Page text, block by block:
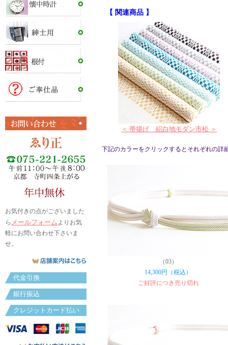
お気付きの点がございました
ら メールフォームよりお気
軽にお問い合わせ下さいま
せ。
代金引換
銀行振込
クレジットカード払い
【 関連商品 】
＜ 帯揚げ 絽白地モダン市松 ＞
下記のカラーをクリックするとそれぞれの詳
（03）
14,300円（税込）
ご好評につき売り切れ